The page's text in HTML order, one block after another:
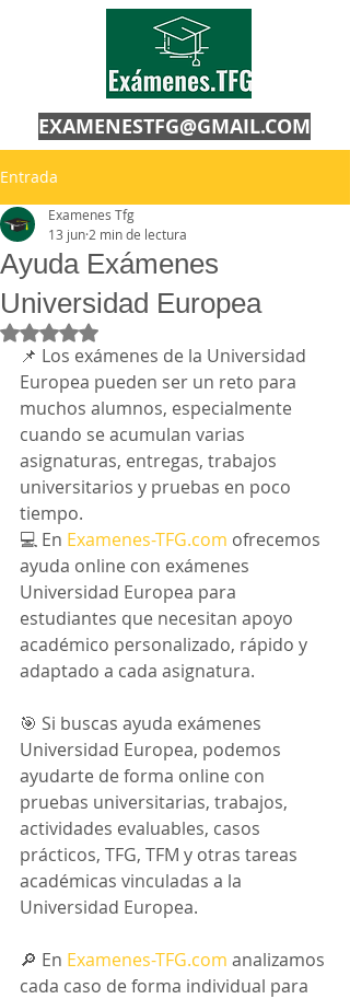
EXAMENESTFG@GMAIL.COM
Entrada
Ayuda Exámenes
Universidad Europea
Examenes Tfg
13 jun 2 min de lectura
Obtuvo NaN de 5 estrellas.
📌 Los exámenes de la Universidad
Europea pueden ser un reto para
muchos alumnos, especialmente
cuando se acumulan varias
asignaturas, entregas, trabajos
universitarios y pruebas en poco
tiempo.
💻 En Examenes-TFG.com ofrecemos
ayuda online con exámenes
Universidad Europea para
estudiantes que necesitan apoyo
académico personalizado, rápido y
adaptado a cada asignatura.
🎯 Si buscas ayuda exámenes
Universidad Europea, podemos
ayudarte de forma online con
pruebas universitarias, trabajos,
actividades evaluables, casos
prácticos, TFG, TFM y otras tareas
académicas vinculadas a la
Universidad Europea.
🔎 En Examenes-TFG.com analizamos
cada caso de forma individual para